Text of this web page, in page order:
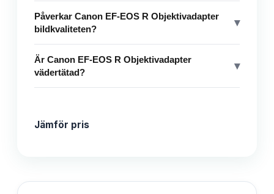
Påverkar Canon EF-EOS R Objektivadapter
bildkvaliteten?
▾
Är Canon EF-EOS R Objektivadapter
vädertätad?
▾
Jämför pris